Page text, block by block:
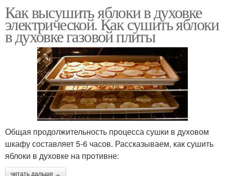
Как высушить яблоки в духовке
электрической. Как сушить яблоки
в духовке газовой плиты
Общая продолжительность процесса сушки в духовом
шкафу составляет 5-6 часов. Рассказываем, как сушить
яблоки в духовке на противне:
читать дальше →